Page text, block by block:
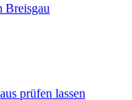
Breisgau
prüfen lassen